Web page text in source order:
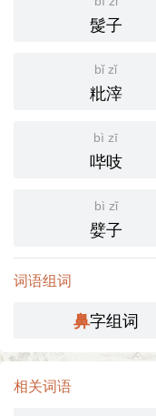
髲子
bǐ zǐ
粃滓
bì zī
哔吱
bì zǐ
嬖子
词语组词
鼻字组词
相关词语